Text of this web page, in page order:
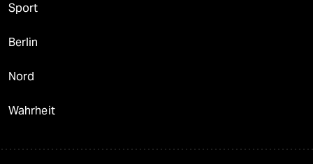
Sport
Berlin
Nord
Wahrheit